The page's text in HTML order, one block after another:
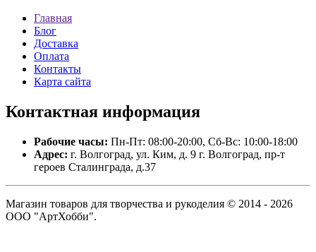
Главная
Блог
Доставка
Оплата
Контакты
Карта сайта
Контактная информация
Рабочие часы: Пн-Пт: 08:00-20:00, Сб-Вс: 10:00-18:00
Адрес: г. Волгоград, ул. Ким, д. 9 г. Волгоград, пр-т
героев Сталинграда, д.37
Магазин товаров для творчества и рукоделия © 2014 - 2026
ООО "АртХобби".